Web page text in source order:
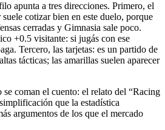
apunta a tres direcciones. Primero, el
cotizar bien en este duelo, porque
cerradas y Gimnasia sale poco.
+0.5 visitante: si jugás con ese
Tercero, las tarjetas: es un partido de
tácticas; las amarillas suelen aparecer
coman el cuento: el relato del “Racing
que la estadística
argumentos de los que el mercado